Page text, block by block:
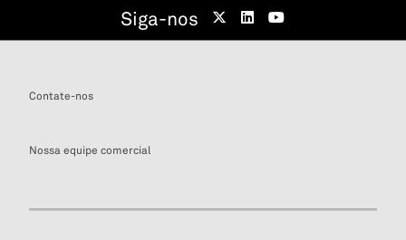
Siga-nos
Contate-nos
Nossa equipe comercial